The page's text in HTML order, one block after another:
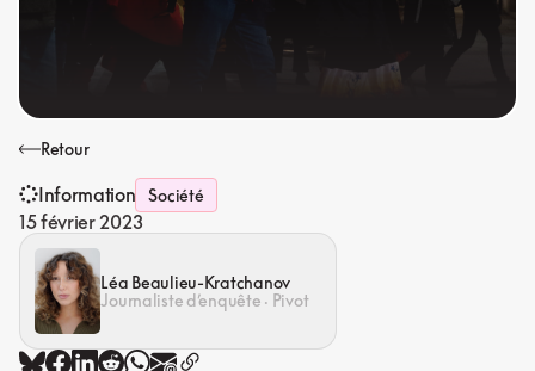
Retour
Information Société
15 février 2023
Léa Beaulieu-Kratchanov
Journaliste d’enquête · Pivot